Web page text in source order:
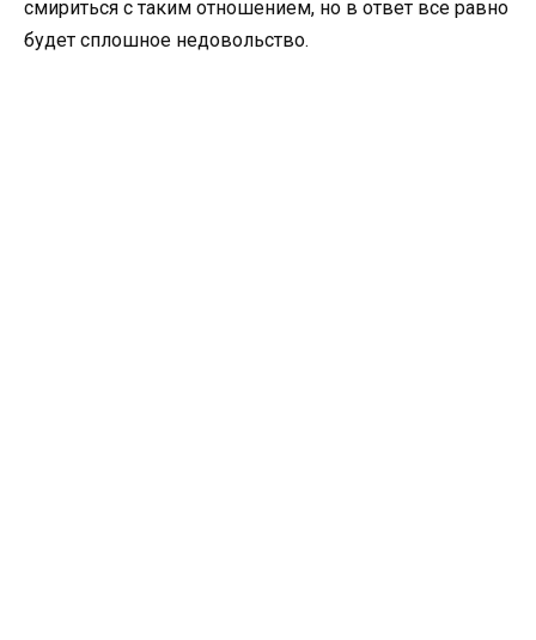
смириться с таким отношением, но в ответ все равно
будет сплошное недовольство.